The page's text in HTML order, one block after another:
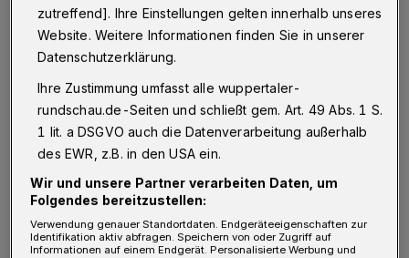
D ie Frau befindet sich derzeit in
Untersuchungshaft.
zutreffend]. Ihre Einstellungen gelten innerhalb unseres
Website. Weitere Informationen finden Sie in unserer
Datenschutzerklärung.
Ihre Zustimmung umfasst alle wuppertaler-
rundschau.de-Seiten und schließt gem. Art. 49 Abs. 1 S.
1 lit. a DSGVO auch die Datenverarbeitung außerhalb
des EWR, z.B. in den USA ein.
Wir und unsere Partner verarbeiten Daten, um
Folgendes bereitzustellen:
Verwendung genauer Standortdaten. Endgeräteeigenschaften zur
Identifikation aktiv abfragen. Speichern von oder Zugriff auf
Informationen auf einem Endgerät. Personalisierte Werbung und